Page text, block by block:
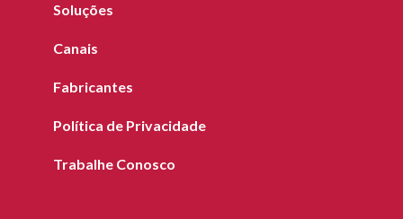
Soluções
Canais
Fabricantes
Política de Privacidade
Trabalhe Conosco